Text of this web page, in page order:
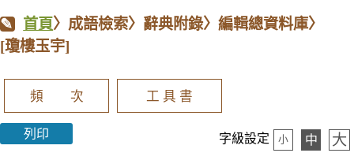
首頁〉成語檢索〉辭典附錄〉編輯總資料庫〉
[瓊樓玉宇]
頻 次 工 具 書
列印 字級設定 小 中 大